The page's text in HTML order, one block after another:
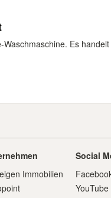
Es
Immobilien
Social
YouTube